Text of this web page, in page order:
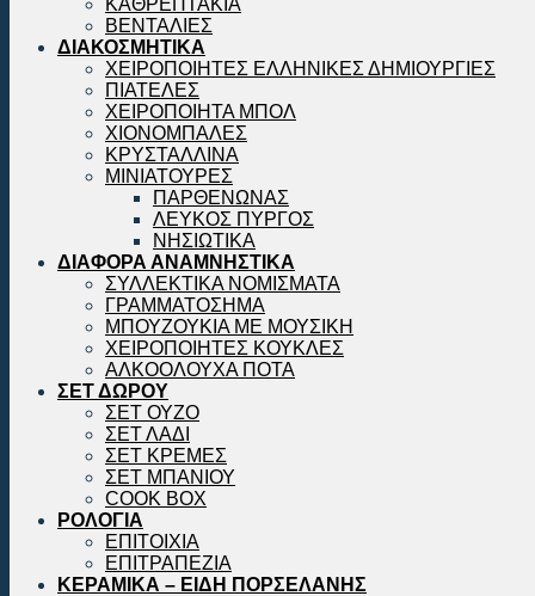
ΚΑΘΡΕΠΤΑΚΙΑ
ΒΕΝΤΑΛΙΕΣ
ΔΙΑΚΟΣΜΗΤΙΚΑ
ΧΕΙΡΟΠΟΙΗΤΕΣ ΕΛΛΗΝΙΚΕΣ ΔΗΜΙΟΥΡΓΙΕΣ
ΠΙΑΤΕΛΕΣ
ΧΕΙΡΟΠΟΙΗΤΑ ΜΠΟΛ
ΧΙΟΝΟΜΠΑΛΕΣ
ΚΡΥΣΤΑΛΛΙΝΑ
ΜΙΝΙΑΤΟΥΡΕΣ
ΠΑΡΘΕΝΩΝΑΣ
ΛΕΥΚΟΣ ΠΥΡΓΟΣ
ΝΗΣΙΩΤΙΚΑ
ΔΙΑΦΟΡΑ ΑΝΑΜΝΗΣΤΙΚΑ
ΣΥΛΛΕΚΤΙΚΑ ΝΟΜΙΣΜΑΤΑ
ΓΡΑΜΜΑΤΟΣΗΜΑ
ΜΠΟΥΖΟΥΚΙΑ ΜΕ ΜΟΥΣΙΚΗ
ΧΕΙΡΟΠΟΙΗΤΕΣ ΚΟΥΚΛΕΣ
ΑΛΚΟΟΛΟΥΧΑ ΠΟΤΑ
ΣΕΤ ΔΩΡΟΥ
ΣΕΤ ΟΥΖΟ
ΣΕΤ ΛΑΔΙ
ΣΕΤ ΚΡΕΜΕΣ
ΣΕΤ ΜΠΑΝΙΟΥ
COOK BOX
ΡΟΛΟΓΙΑ
ΕΠΙΤΟΙΧΙΑ
ΕΠΙΤΡΑΠΕΖΙΑ
ΚΕΡΑΜΙΚΑ – ΕΙΔΗ ΠΟΡΣΕΛΑΝΗΣ